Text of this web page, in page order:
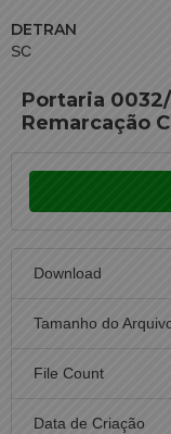
DETRAN
SC
Portaria
Remarcação
Download
Tamanho do
File Count
Data de Criação